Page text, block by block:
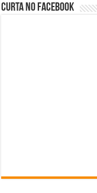
Curta no facebook